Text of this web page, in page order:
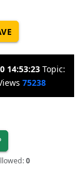
14:53:23 Topic:
75238
0